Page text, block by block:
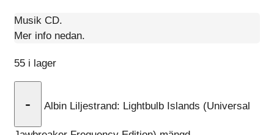
Musik CD.
Mer info nedan.
55 i lager
- Albin Liljestrand: Lightbulb Islands (Universal